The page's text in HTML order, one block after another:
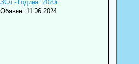
ЗСч - Година: 2020г.
Обявен: 11.06.2024